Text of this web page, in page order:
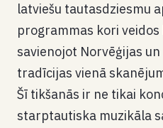
latviešu tautasdziesmu
programmas kori
savienojot Norvēģijas
tradīcijas vienā
Šī tikšanās ir ne tikai
starptautiska muzikāla